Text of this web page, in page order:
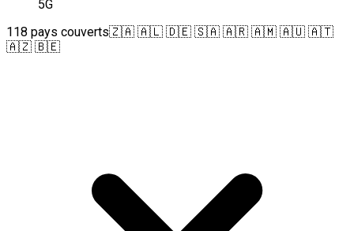
5G
118 pays couverts🇿🇦 🇦🇱 🇩🇪 🇸🇦 🇦🇷 🇦🇲 🇦🇺 🇦🇹
🇦🇿 🇧🇪